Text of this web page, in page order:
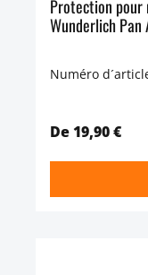
Protection
Wunderlich
Numéro
De 19,90 €